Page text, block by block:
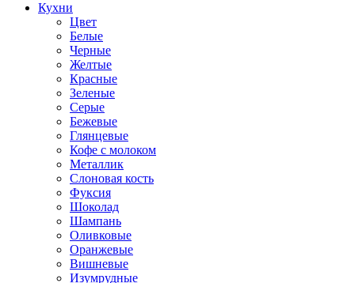
Кухни
Цвет
Белые
Черные
Желтые
Красные
Зеленые
Серые
Бежевые
Глянцевые
Кофе с молоком
Металлик
Слоновая кость
Фуксия
Шоколад
Шампань
Оливковые
Оранжевые
Вишневые
Изумрудные